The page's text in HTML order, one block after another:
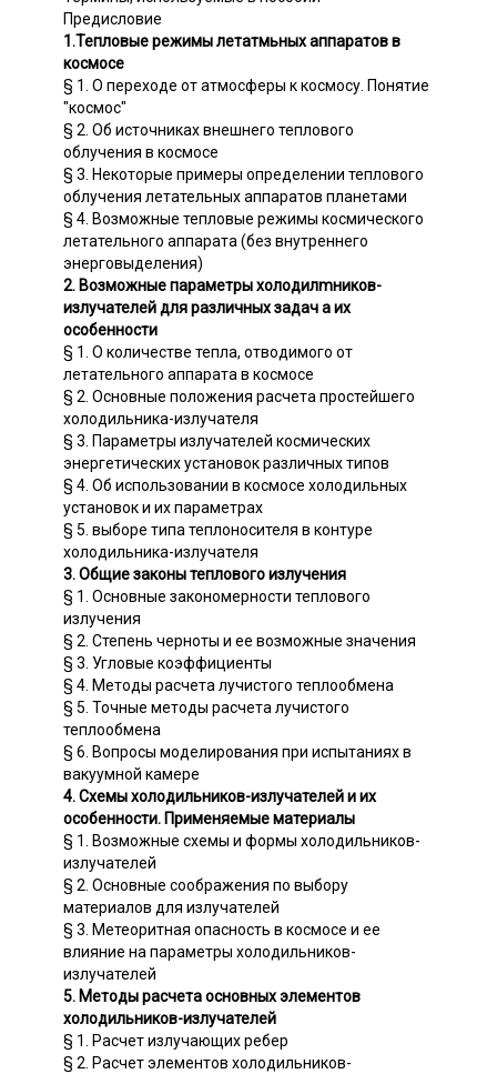
Предисловие
1.Тепловые режимы летатмьных аппаратов в
космосе
§ 1. О переходе от атмосферы к космосу. Понятие
"космос"
§ 2. Об источниках внешнего теплового
облучения в космосе
§ 3. Некоторые примеры определении теплового
облучения летательных аппаратов планетами
§ 4. Возможные тепловые режимы космического
летательного аппарата (без внутреннего
энерговыделения)
2. Возможные параметры холодилmников-
излучателей для различных задач а их
особенности
§ 1. О количестве тепла, отводимого от
летательного аппарата в космосе
§ 2. Основные положения расчета простейшего
холодильника-излучателя
§ 3. Параметры излучателей космических
энергетических установок различных типов
§ 4. Об использовании в космосе холодильных
установок и их параметрах
§ 5. выборе типа теплоносителя в контуре
холодильника-излучателя
3. Общие законы теплового излучения
§ 1. Основные закономерности теплового
излучения
§ 2. Степень черноты и ее возможные значения
§ 3. Угловые коэффициенты
§ 4. Методы расчета лучистого теплообмена
§ 5. Точные методы расчета лучистого
теплообмена
§ 6. Вопросы моделирования при испытаниях в
вакуумной камере
4. Схемы холодильников-излучателей и их
особенности. Применяемые материалы
§ 1. Возможные схемы и формы холодильников-
излучателей
§ 2. Основные соображения по выбору
материалов для излучателей
§ 3. Метеоритная опасность в космосе и ее
влияние на параметры холодильников-
излучателей
5. Методы расчета основных элементов
холодильников-излучателей
§ 1. Расчет излучающих ребер
§ 2. Расчет элементов холодильников-